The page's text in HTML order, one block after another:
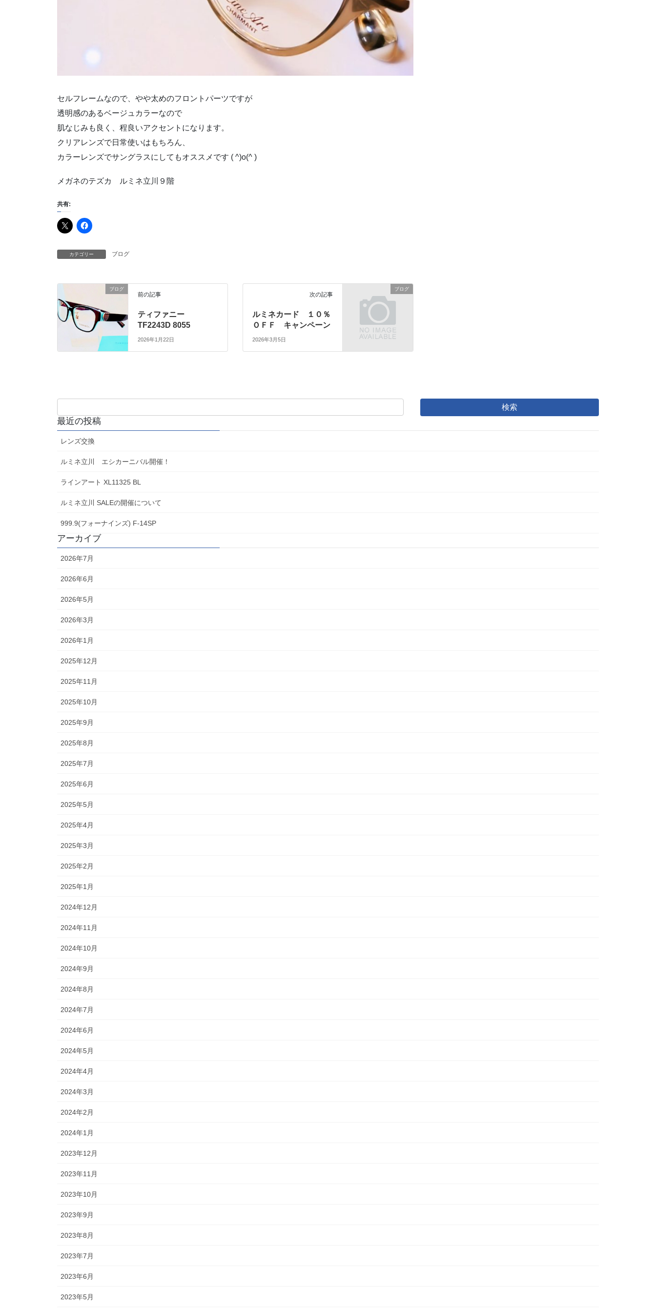
セルフレームなので、やや太めのフロントパーツですが
透明感のあるベージュカラーなので
肌なじみも良く、程良いアクセントになります。
クリアレンズで日常使いはもちろん、
カラーレンズでサングラスにしてもオススメです ( ^)o(^ )
メガネのテズカ ルミネ立川９階
共有:
カテゴリー ブログ
ブログ
前の記事
ティファニー
TF2243D 8055
2026年1月22日
ブログ
次の記事
ルミネカード １０％
ＯＦＦ キャンペーン
2026年3月5日
最近の投稿
レンズ交換
ルミネ立川 エシカーニバル開催！
ラインアート XL11325 BL
ルミネ立川 SALEの開催について
999.9(フォーナインズ) F-14SP
アーカイブ
2026年7月
2026年6月
2026年5月
2026年3月
2026年1月
2025年12月
2025年11月
2025年10月
2025年9月
2025年8月
2025年7月
2025年6月
2025年5月
2025年4月
2025年3月
2025年2月
2025年1月
2024年12月
2024年11月
2024年10月
2024年9月
2024年8月
2024年7月
2024年6月
2024年5月
2024年4月
2024年3月
2024年2月
2024年1月
2023年12月
2023年11月
2023年10月
2023年9月
2023年8月
2023年7月
2023年6月
2023年5月